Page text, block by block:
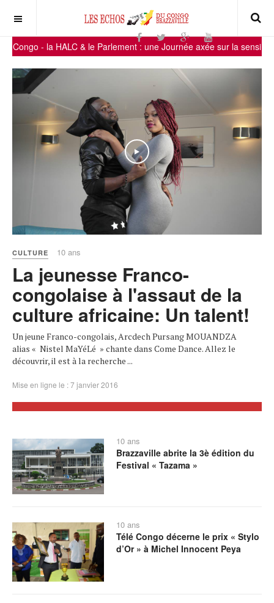
- la HALC & le Parlement : une Journée axée sur la sensibilisation
CULTURE 10 ans
La jeunesse Franco-
congolaise à l'assaut de la
culture africaine: Un talent!
Un jeune Franco-congolais, Arcdech Pursang MOUANDZA
alias « Nistel MaYéLé » chante dans Come Dance. Allez le
découvrir, il est à la recherche ...
Mise en ligne le : 7 janvier 2016
10 ans
Brazzaville abrite la 3è édition du
Festival « Tazama »
10 ans
Télé Congo décerne le prix « Stylo
d’Or » à Michel Innocent Peya